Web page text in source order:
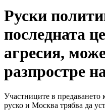
Руски
последната
агресия,
разпростре
Участниците в предаването
руско и Москва трябва да